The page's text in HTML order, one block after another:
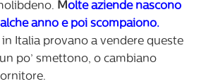
Molte aziende nascono
anno e poi scompaiono.
Italia provano a vendere queste
po’ smettono, o cambiano